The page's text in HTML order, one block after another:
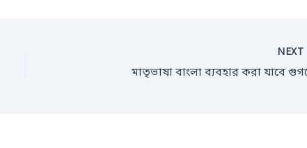
NEXT
মাতৃভাষা বাংলা ব্যবহার করা যাবে